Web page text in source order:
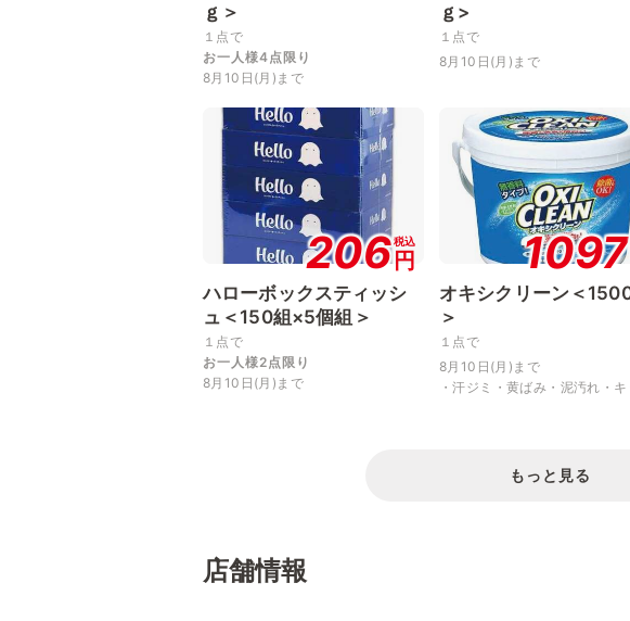
ｇ＞
１点で
お一人様4点限り
8月10日(月)まで
ｇ>
１点で
8月10日(月)まで
206税込
円
ハローボックスティッシ
ュ＜150組×5個組＞
１点で
お一人様2点限り
8月10日(月)まで
1097
オキシクリーン＜
＞
１点で
8月10日(月)まで
・汗ジミ・黄ばみ・泥汚れ・
もっと見る
店舗情報